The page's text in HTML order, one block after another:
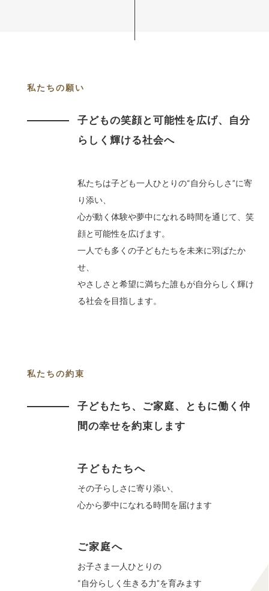
私たちの願い
子どもの笑顔と可能性を広げ、
自分
らしく輝ける社会へ
私たちは子ども一人ひとりの“自分らしさ”に寄
り添い、
心が動く体験や夢中になれる時間を通じて、笑
顔と可能性を広げます。
一人でも多くの子どもたちを未来に羽ばたか
せ、
やさしさと希望に満ちた誰もが自分らしく輝け
る社会を目指します。
私たちの約束
子どもたち、ご家庭、ともに働く仲
間の幸せを約束します
子どもたちへ
その子らしさに寄り添い、
心から夢中になれる時間を届けます
ご家庭へ
お子さま一人ひとりの
“自分らしく生きる力”を育みます